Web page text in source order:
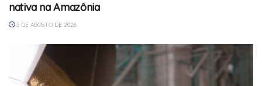
nativa na Amazônia
5 DE AGOSTO DE 2026